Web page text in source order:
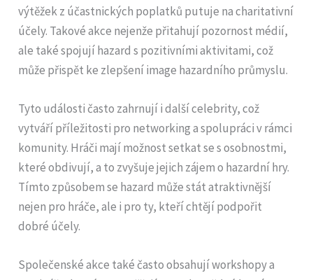
výtěžek z účastnických poplatků putuje na charitativní
účely. Takové akce nejenže přitahují pozornost médií,
ale také spojují hazard s pozitivními aktivitami, což
může přispět ke zlepšení image hazardního průmyslu.
Tyto události často zahrnují i další celebrity, což
vytváří příležitosti pro networking a spolupráci v rámci
komunity. Hráči mají možnost setkat se s osobnostmi,
které obdivují, a to zvyšuje jejich zájem o hazardní hry.
Tímto způsobem se hazard může stát atraktivnější
nejen pro hráče, ale i pro ty, kteří chtějí podpořit
dobré účely.
Společenské akce také často obsahují workshopy a